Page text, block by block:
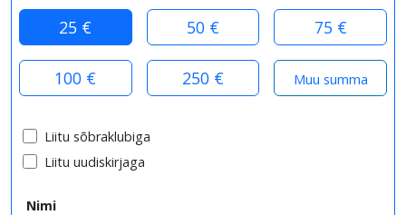
25 € 50 € 75 €
100 € 250 €
Liitu sõbraklubiga
Liitu uudiskirjaga
Nimi